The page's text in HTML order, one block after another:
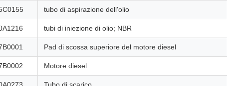
tubo di aspirazione dell'olio
tubi di iniezione di olio; NBR
Pad di scossa superiore del motore diesel
Motore diesel